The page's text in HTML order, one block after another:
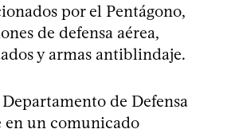
por el Pentágono,
de defensa aérea,
y armas antiblindaje.
de Defensa
en un comunicado